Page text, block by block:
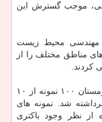
موجب گسترش این
مهندسی محیط زیست
مناطق مختلف را از
کردند.
برای انجام این مطالعه در دو فصل پاییز و زمستان ۱۰۰ نمونه از ۱۰
شد. نمونه های
از نظر وجود باکتری